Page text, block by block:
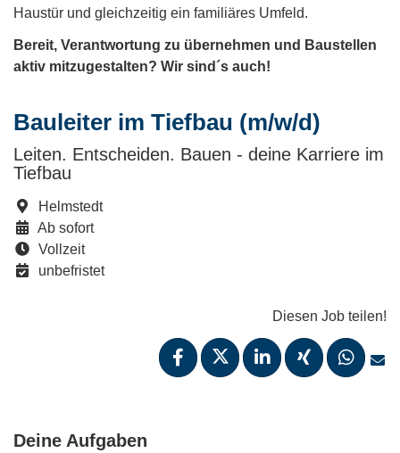
Bauleiter im Tiefbau (m/w/d)
Leiten. Entscheiden. Bauen - deine Karriere im
Tiefbau
Helmstedt
Ab sofort
Vollzeit
unbefristet
Diesen Job teilen!
Haustür und gleichzeitig ein familiäres Umfeld.
Bereit, Verantwortung zu übernehmen und Baustellen
aktiv mitzugestalten? Wir sind´s auch!
Deine Aufgaben